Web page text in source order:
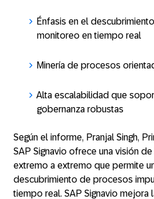
Énfasis en el
monitoreo en tiempo real
Minería de procesos
Alta escalabilidad que
gobernanza robustas
Según el informe, Pranjal Singh,
SAP Signavio ofrece una visión
extremo a extremo que permite
descubrimiento de procesos
tiempo real. SAP Signavio